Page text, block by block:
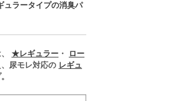
ュラータイプの消臭パ
★レギュラー ・
ロー
尿モレ対応の レギュ